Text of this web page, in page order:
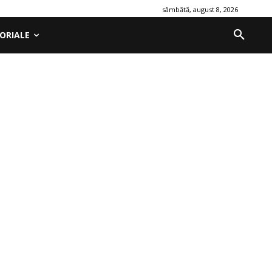
sâmbătă, august 8, 2026